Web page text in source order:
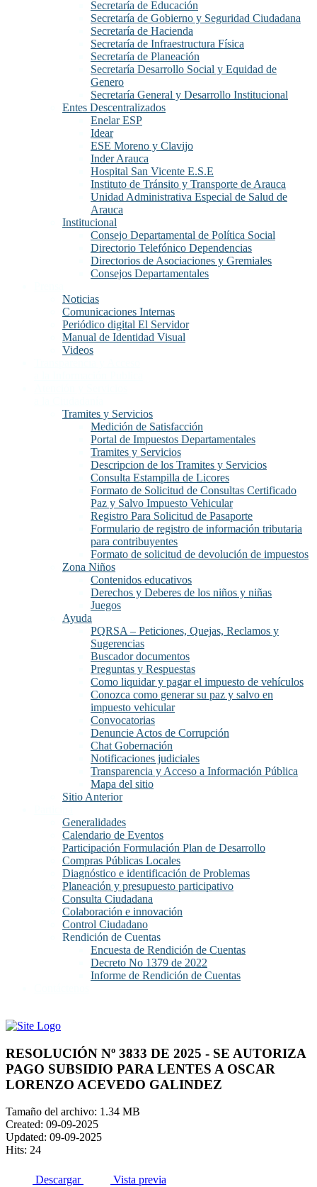
Secretaría de Educación
Secretaría de Gobierno y Seguridad Ciudadana
Secretaría de Hacienda
Secretaría de Infraestructura Física
Secretaría de Planeación
Secretaría Desarrollo Social y Equidad de
Genero
Secretaría General y Desarrollo Institucional
Entes Descentralizados
Enelar ESP
Idear
ESE Moreno y Clavijo
Inder Arauca
Hospital San Vicente E.S.E
Instituto de Tránsito y Transporte de Arauca
Unidad Administrativa Especial de Salud de
Arauca
Institucional
Consejo Departamental de Política Social
Directorio Telefónico Dependencias
Directorios de Asociaciones y Gremiales
Consejos Departamentales
Noticias
Comunicaciones Internas
Periódico digital El Servidor
Manual de Identidad Visual
Videos
Tramites y Servicios
Medición de Satisfacción
Portal de Impuestos Departamentales
Tramites y Servicios
Descripcion de los Tramites y Servicios
Consulta Estampilla de Licores
Formato de Solicitud de Consultas Certificado
Paz y Salvo Impuesto Vehicular
Registro Para Solicitud de Pasaporte
Formulario de registro de información tributaria
para contribuyentes
Formato de solicitud de devolución de impuestos
Zona Niños
Contenidos educativos
Derechos y Deberes de los niños y niñas
Juegos
Ayuda
PQRSA – Peticiones, Quejas, Reclamos y
Sugerencias
Buscador documentos
Preguntas y Respuestas
Como liquidar y pagar el impuesto de vehículos
Conozca como generar su paz y salvo en
impuesto vehicular
Convocatorias
Denuncie Actos de Corrupción
Chat Gobernación
Notificaciones judiciales
Transparencia y Acceso a Información Pública
Mapa del sitio
Sitio Anterior
Generalidades
Calendario de Eventos
Participación Formulación Plan de Desarrollo
Compras Públicas Locales
Diagnóstico e identificación de Problemas
Planeación y presupuesto participativo
Consulta Ciudadana
Colaboración e innovación
Control Ciudadano
Rendición de Cuentas
Encuesta de Rendición de Cuentas
Decreto No 1379 de 2022
Informe de Rendición de Cuentas
RESOLUCIÓN Nº 3833 DE 2025 - SE AUTORIZA
PAGO SUBSIDIO PARA LENTES A OSCAR
LORENZO ACEVEDO GALINDEZ
Tamaño del archivo: 1.34 MB
Created: 09-09-2025
Updated: 09-09-2025
Hits: 24
Descargar Vista previa